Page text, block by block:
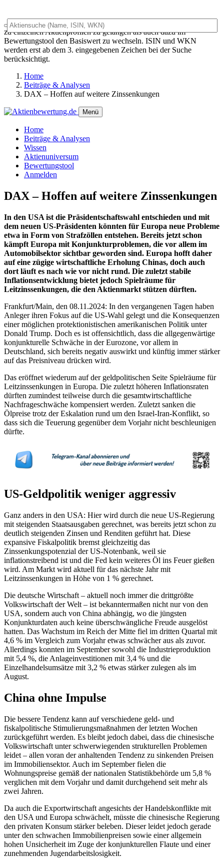
Das Universalsuchfeld dient sowohl als generelles Suchfeld um
zu einzelnen Aktienprofilen zu gelangen als auch dazu im
Bewertungstool den Basiswert zu wechseln. ISIN und WKN
werden erst ab dem 3. eingegebenen Zeichen bei der Suche
berücksichtigt.
Home
Beiträge & Analysen
DAX – Hoffen auf weitere Zinssenkungen
Menü
Home
Beiträge & Analysen
Wissen
Aktienuniversum
Bewertungstool
Anmelden
DAX – Hoffen auf weitere Zinssenkungen
In den USA ist die Präsidentschaftswahl entschieden und mit
dem neuen US-Präsidenten könnten für Europa neue Probleme
etwa in Form von Strafzöllen entstehen. Bereits jetzt schon
kämpft Europa mit Konjunkturproblemen, die vor allem im
Automobilsektor sichtbar geworden sind. Europa hofft daher
auf eine zügige wirtschaftliche Erholung Chinas, doch auch
dort läuft es nach wie vor nicht rund. Die zuletzt stabile
Inflationsentwicklung bietet jedoch Spielräume für
Leitzinssenkungen, die den Aktienmarkt stützen dürften.
Frankfurt/Main, den 08.11.2024: In den vergangenen Tagen haben
Anleger ihren Fokus auf die US-Wahl gelegt und die Konsequenzen
einer möglichen protektionistischen amerikanischen Politik unter
Donald Trump. Doch es ist offensichtlich, dass die allgegenwärtige
konjunkturelle Schwäche in der Eurozone, vor allem in
Deutschland, sich bereits negativ auswirkt und künftig immer stärker
auf das Preisniveau drücken wird.
Das eröffnet wiederum auf der geldpolitischen Seite Spielräume für
Leitzinssenkungen in Europa. Die zuletzt höheren Inflationsraten
dürften zumindest teilweise durch die gesamtwirtschaftliche
Nachfrageschwäche kompensiert werden. Zuletzt sanken die
Ölpreise trotz der Eskalation rund um den Israel-Iran-Konflikt, so
dass sich die Teuerung gegenüber dem Vorjahr nicht beschleunigen
dürfte.
US-Geldpolitik weniger aggressiv
Ganz anders in den USA: Hier wird durch die neue US-Regierung
mit steigenden Staatsausgaben gerechnet, was bereits jetzt schon zu
deutlich steigenden Zinsen und Renditen geführt hat. Diese
expansive Fiskalpolitik bremst gleichzeitig das
Zinssenkungspotenzial der US-Notenbank, weil sie
inflationstreibend ist und die Fed kein weiteres Öl ins Feuer gießen
wird. Am Markt wird aktuell für das nächste Jahr mit
Leitzinssenkungen in Höhe von 1 % gerechnet.
Die deutsche Wirtschaft – aktuell noch immer die drittgrößte
Volkswirtschaft der Welt – ist bekanntermaßen nicht nur von den
USA, sondern auch von China abhängig, wo die jüngsten
Konjunkturdaten auch keine überschwängliche Freude ausgelöst
hatten. Das Wachstum im Reich der Mitte fiel im dritten Quartal mit
4,6 % im Vergleich zum Vorjahr etwas schwächer aus als zuvor.
Allerdings konnten im September sowohl die Industrieproduktion
mit 5,4 %, die Anlageinvestitionen mit 3,4 % und die
Einzelhandelsumsätze mit 3,2 % etwas stärker zulegen als im
August.
China ohne Impulse
Die bessere Tendenz kann auf verschiedene geld- und
fiskalpolitische Stimulierungsmaßnahmen der letzten Wochen
zurückgeführt werden. Es bleibt jedoch dabei, dass die chinesische
Volkswirtschaft unter schwerwiegenden strukturellen Problemen
leidet – allen voran der anhaltenden Tendenz zu sinkenden Preisen
im Immobiliensektor. Auch im September fielen die
Wohnungspreise gemäß der nationalen Statistikbehörde um 5,8 %
verglichen mit dem Vorjahr und damit durchgehend seit mehr als
zwei Jahren.
Da auch die Exportwirtschaft angesichts der Handelskonflikte mit
den USA und Europa schwächelt, müsste die chinesische Regierung
den privaten Konsum stärker beleben. Dieser leidet jedoch gerade
unter den schwachen Immobilienpreisen sowie einer allgemein
hohen Unsicherheit im Zuge der konjunkturellen Flaute und einer
zunehmenden Jugendarbeitslosigkeit.